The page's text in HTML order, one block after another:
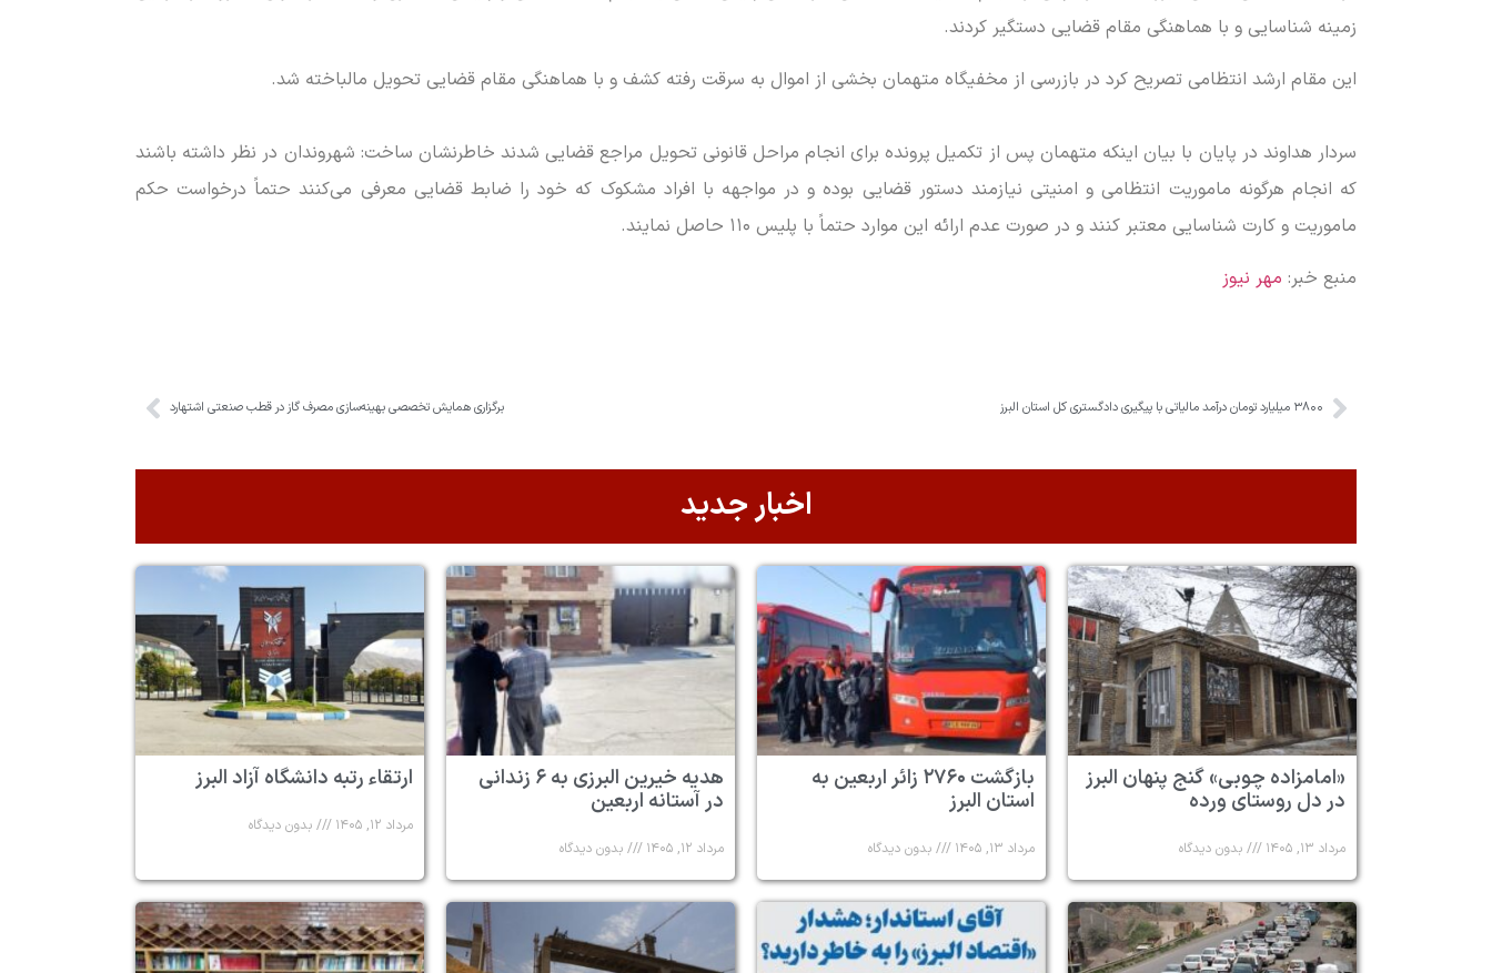
زمینه شناسایی و با هماهنگی مقام قضایی دستگیر کردند.
این مقام ارشد انتظامی تصریح کرد در بازرسی از مخفیگاه متهمان بخشی از اموال به سرقت رفته کشف و با هماهنگی مقام قضایی تحویل مالباخته شد.
سردار هداوند در پایان با بیان اینکه متهمان پس از تکمیل پرونده برای انجام مراحل قانونی تحویل مراجع قضایی شدند خاطرنشان ساخت: شهروندان در نظر داشته باشند
که انجام هرگونه ماموریت انتظامی و امنیتی نیازمند دستور قضایی بوده و در مواجهه با افراد مشکوک که خود را ضابط قضایی معرفی می‌کنند حتماً درخواست حکم
ماموریت و کارت شناسایی معتبر کنند و در صورت عدم ارائه این موارد حتماً با پلیس ۱۱۰ حاصل نمایند.
منبع خبر: مهر نیوز
۳۸۰۰ میلیارد تومان درآمد مالیاتی با پیگیری دادگستری کل استان البرز برگزاری همایش تخصصی بهینه‌سازی مصرف گاز در قطب صنعتی اشتهارد
اخبار جدید
«امامزاده چوبی» گنج پنهان البرز
در دل روستای ورده
مرداد ۱۳, ۱۴۰۵ بدون دیدگاه
بازگشت ۲۷۶۰ زائر اربعین به
استان البرز
مرداد ۱۳, ۱۴۰۵ بدون دیدگاه
هدیه خیرین البرزی به ۶ زندانی
در آستانه اربعین
مرداد ۱۲, ۱۴۰۵ بدون دیدگاه
ارتقاء رتبه دانشگاه آزاد البرز
مرداد ۱۲, ۱۴۰۵ بدون دیدگاه